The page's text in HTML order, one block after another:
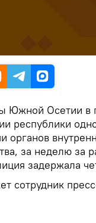
Южной Осетии в
республики
органов
за неделю за
задержала
сотрудник